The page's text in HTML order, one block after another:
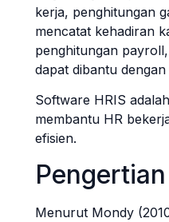
kerja, penghitungan
mencatat kehadiran
penghitungan
dapat dibantu
Software HRIS
membantu HR
efisien.
Menurut Mondy